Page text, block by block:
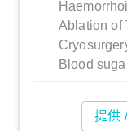
Ablation of
Blood
提供